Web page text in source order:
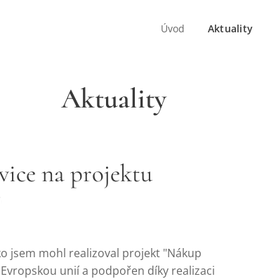
Úvod Aktuality
Aktuality
na projektu
jsem mohl realizoval projekt "Nákup
unií a podpořen díky realizaci